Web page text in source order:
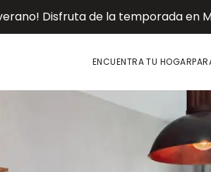
Disfruta de la temporada en
ENCUENTRA TU HOGAR